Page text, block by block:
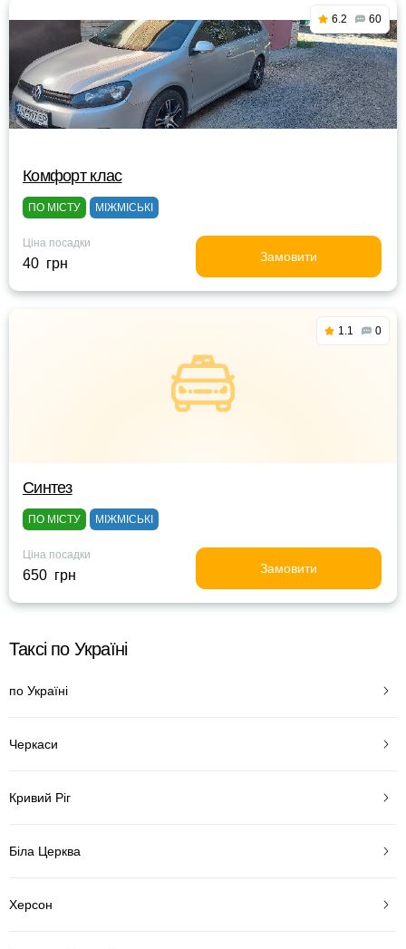
6.2 60
Комфорт клас
ПО МІСТУ МІЖМІСЬКІ
Ціна посадки
40 грн Замовити
1.1 0
Синтез
ПО МІСТУ МІЖМІСЬКІ
Ціна посадки
650 грн Замовити
Таксі по Україні
по Україні
Черкаси
Кривий Ріг
Біла Церква
Херсон